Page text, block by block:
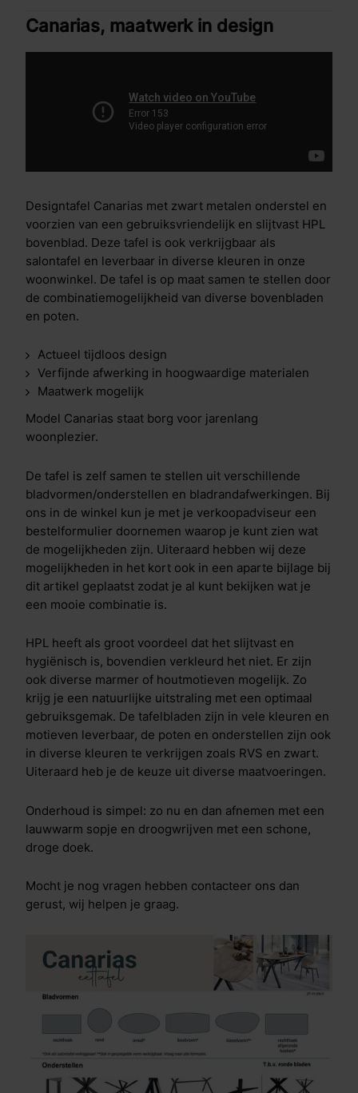
Canarias, maatwerk in design
Designtafel Canarias met zwart metalen onderstel en
voorzien van een gebruiksvriendelijk en slijtvast HPL
bovenblad. Deze tafel is ook verkrijgbaar als
salontafel en leverbaar in diverse kleuren in onze
woonwinkel. De tafel is op maat samen te stellen door
de combinatiemogelijkheid van diverse bovenbladen
en poten.
Actueel tijdloos design
Verfijnde afwerking in hoogwaardige materialen
Maatwerk mogelijk
Model Canarias staat borg voor jarenlang
woonplezier.
De tafel is zelf samen te stellen uit verschillende
bladvormen/onderstellen en bladrandafwerkingen. Bij
ons in de winkel kun je met je verkoopadviseur een
bestelformulier doornemen waarop je kunt zien wat
de mogelijkheden zijn. Uiteraard hebben wij deze
mogelijkheden in het kort ook in een aparte bijlage bij
dit artikel geplaatst zodat je al kunt bekijken wat je
een mooie combinatie is.
HPL heeft als groot voordeel dat het slijtvast en
hygiënisch is, bovendien verkleurd het niet. Er zijn
ook diverse marmer of houtmotieven mogelijk. Zo
krijg je een natuurlijke uitstraling met een optimaal
gebruiksgemak. De tafelbladen zijn in vele kleuren en
motieven leverbaar, de poten en onderstellen zijn ook
in diverse kleuren te verkrijgen zoals RVS en zwart.
Uiteraard heb je de keuze uit diverse maatvoeringen.
Onderhoud is simpel: zo nu en dan afnemen met een
lauwwarm sopje en droogwrijven met een schone,
droge doek.
Mocht je nog vragen hebben contacteer ons dan
gerust, wij helpen je graag.